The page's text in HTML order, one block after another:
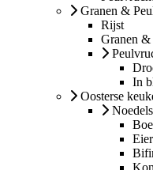
Granen &
Rijst
Granen &
In
Oosterse
Noedels